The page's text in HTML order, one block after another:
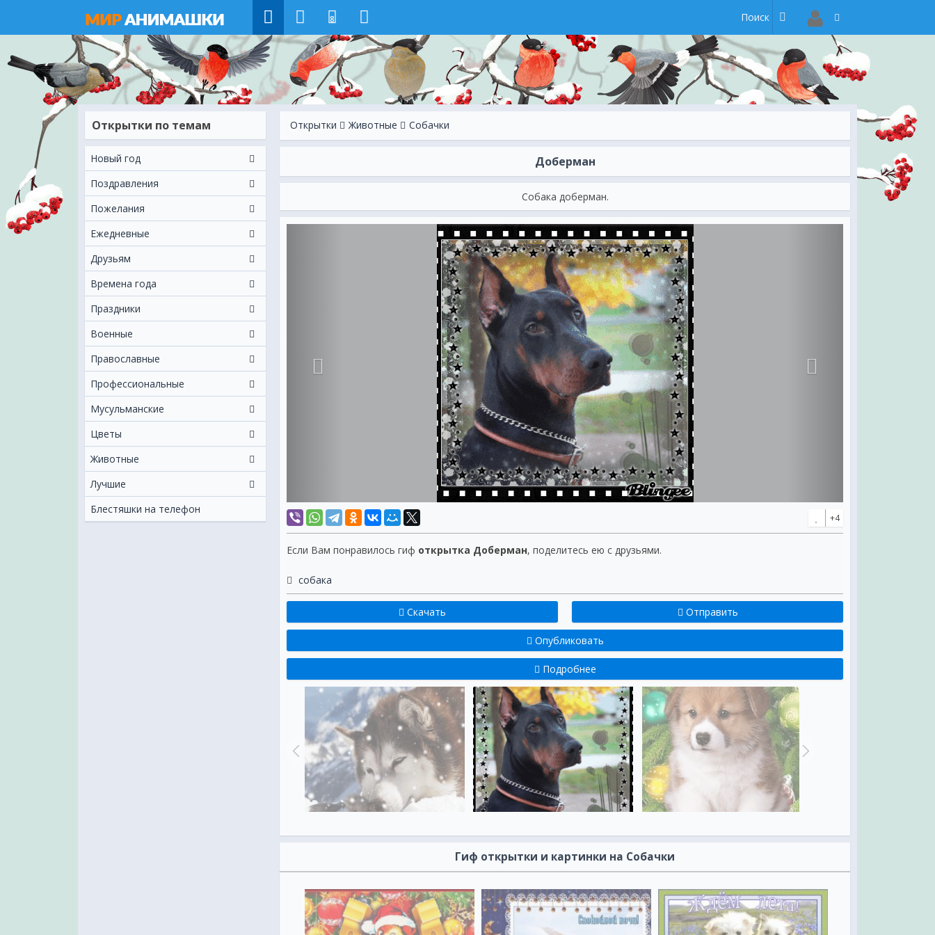
8
Открытки по темам
Новый год
Поздравления
Пожелания
Ежeдневные
Друзьям
Времена года
Праздники
Военные
Православные
Профессиональные
Мусульманские
Цветы
Животные
Лучшие
Блестяшки на телефон
Открытки Животные Собачки
Доберман
Собака доберман.
+4
Если Вам понравилось гиф открытка Доберман, поделитесь ею с друзьями.
собака
Скачать Отправить
Опубликовать
Подробнее
Гиф открытки и картинки на Собачки